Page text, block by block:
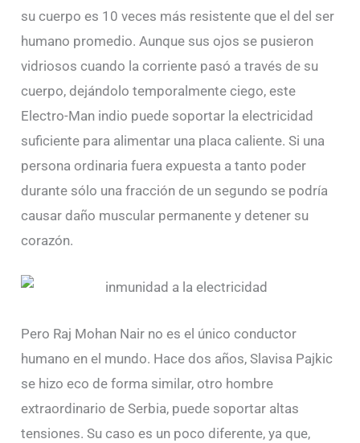
su cuerpo es 10 veces más resistente que el del ser
humano promedio. Aunque sus ojos se pusieron
vidriosos cuando la corriente pasó a través de su
cuerpo, dejándolo temporalmente ciego, este
Electro-Man indio puede soportar la electricidad
suficiente para alimentar una placa caliente. Si una
persona ordinaria fuera expuesta a tanto poder
durante sólo una fracción de un segundo se podría
causar daño muscular permanente y detener su
corazón.
Pero Raj Mohan Nair no es el único conductor
humano en el mundo. Hace dos años, Slavisa Pajkic
se hizo eco de forma similar, otro hombre
extraordinario de Serbia, puede soportar altas
tensiones. Su caso es un poco diferente, ya que,